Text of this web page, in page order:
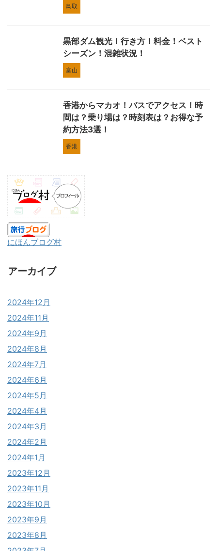
鳥取
黒部ダム観光！行き方！料金！ベスト
シーズン！混雑状況！
富山
香港からマカオ！バスでアクセス！時
間は？乗り場は？時刻表は？お得な予
約方法3選！
香港
にほんブログ村
アーカイブ
2024年12月
2024年11月
2024年9月
2024年8月
2024年7月
2024年6月
2024年5月
2024年4月
2024年3月
2024年2月
2024年1月
2023年12月
2023年11月
2023年10月
2023年9月
2023年8月